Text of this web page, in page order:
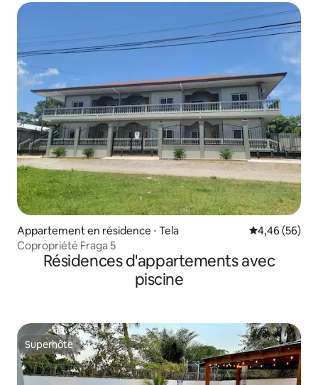
Appartement en résidence ⋅ Tela Évaluation
4,46 (56)
Copropriété Fraga 5
Résidences d'appartements avec
piscine
Superhôte
Superhôte